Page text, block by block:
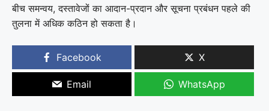
बीच समन्वय, दस्तावेजों का आदान-प्रदान और सूचना प्रबंधन पहले की
तुलना में अधिक कठिन हो सकता है।
Facebook X
Email WhatsApp